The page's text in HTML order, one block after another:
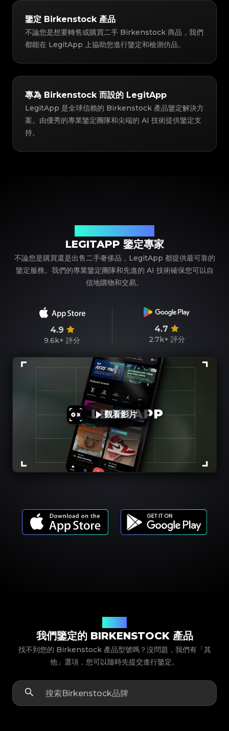
鑒定 Birkenstock 產品
不論您是想要轉售或購買二手 Birkenstock 商品，我們
都能在 LegitApp 上協助您進行鑒定和檢測仿品。
專為 Birkenstock 而設的 LegitApp
LegitApp 是全球信賴的 Birkenstock 產品鑒定解決方
案。由優秀的專業鑒定團隊和尖端的 AI 技術提供鑒定支
持。
LEGITAPP 鑒定專家
不論您是購買還是出售二手奢侈品，LegitApp 都提供最可靠的
鑒定服務。我們的專業鑒定團隊和先進的 AI 技術確保您可以自
信地購物和交易。
4.9
9.6k+ 評分
4.7
2.7k+ 評分
觀看影片
我們鑒定的 BIRKENSTOCK 產品
找不到您的 Birkenstock 產品型號嗎？沒問題，我們有「其
他」選項，您可以隨時先提交進行鑒定。